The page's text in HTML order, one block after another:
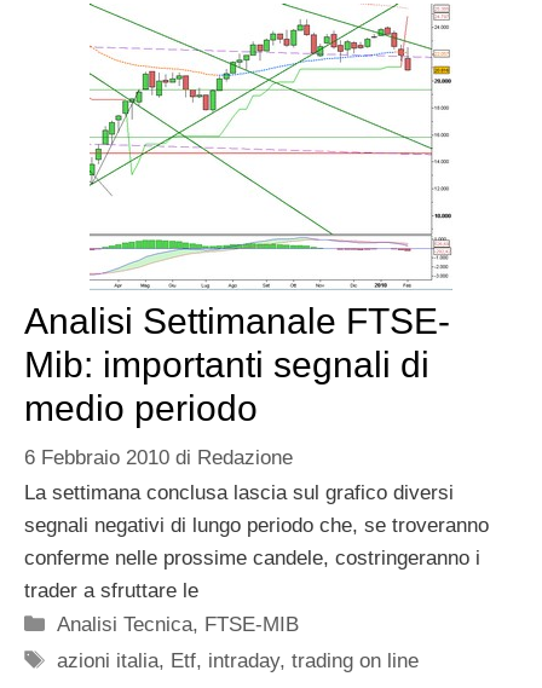
Analisi Settimanale FTSE-
Mib: importanti segnali di
medio periodo
6 Febbraio 2010 di Redazione
La settimana conclusa lascia sul grafico diversi
segnali negativi di lungo periodo che, se troveranno
conferme nelle prossime candele, costringeranno i
trader a sfruttare le
Categorie
Analisi Tecnica, FTSE-MIB
Tag
azioni italia, Etf, intraday,trading on line